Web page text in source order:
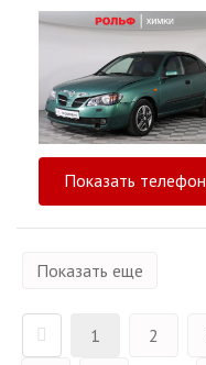
Показать телефон
Показать еще
1 2